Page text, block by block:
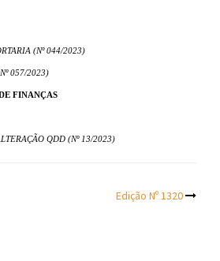
(Nº 044/2023)
057/2023)
FINANÇAS
QDD (Nº 13/2023)
Edição Nº 1320